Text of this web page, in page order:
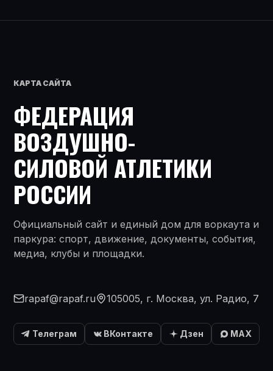
КАРТА САЙТА
ФЕДЕРАЦИЯ
ВОЗДУШНО-
СИЛОВОЙ АТЛЕТИКИ
РОССИИ
Официальный сайт и единый дом для воркаута и
паркура: спорт, движение, документы, события,
медиа, клубы и площадки.
rapaf@rapaf.ru 105005, г. Москва, ул. Радио, 7
Телеграм ВКонтакте Дзен MAX